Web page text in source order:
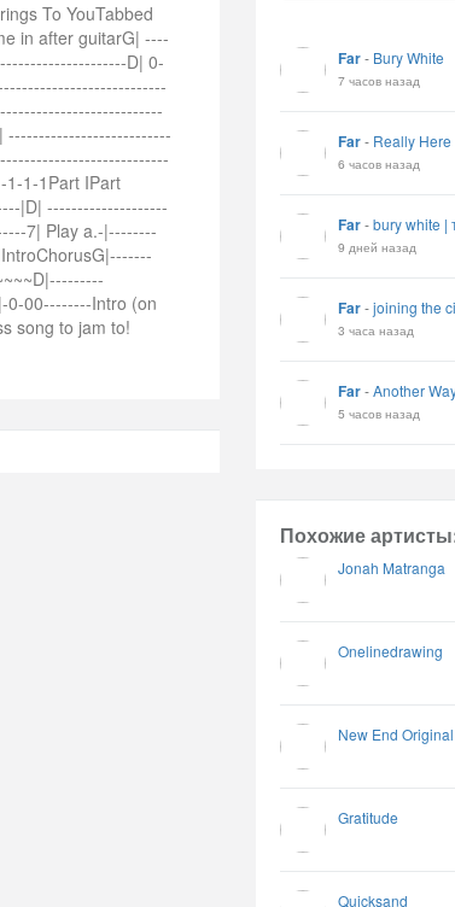
To YouTabbed
in after guitarG| ----
D| 0-
---------------------------
1-1Part IPart
|D| --------------------
7| Play a.-|--------
0-00--------Intro (on
song to jam to!
Far- Bury White
7 часов назад
Far- Really Here
6 часов назад
Far-bury white |
9 дней назад
Far-joining the
3 часа назад
Far-Another
5 часов назад
Похожие
Jonah Matranga
Onelinedrawing
New End Original
Gratitude
Quicksand